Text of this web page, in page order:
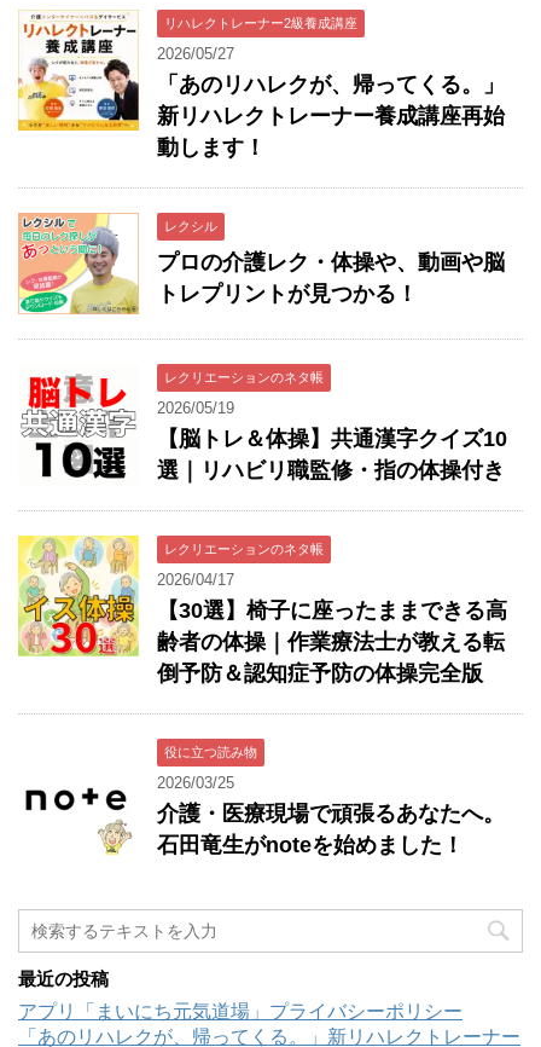
リハレクトレーナー2級養成講座
2026/05/27
「あのリハレクが、帰ってくる。」
新リハレクトレーナー養成講座再始
動します！
レクシル
プロの介護レク・体操や、動画や脳
トレプリントが見つかる！
レクリエーションのネタ帳
2026/05/19
【脳トレ＆体操】共通漢字クイズ10
選｜リハビリ職監修・指の体操付き
レクリエーションのネタ帳
2026/04/17
【30選】椅子に座ったままできる高
齢者の体操｜作業療法士が教える転
倒予防＆認知症予防の体操完全版
役に立つ読み物
2026/03/25
介護・医療現場で頑張るあなたへ。
石田竜生がnoteを始めました！
最近の投稿
アプリ「まいにち元気道場」プライバシーポリシー
「あのリハレクが、帰ってくる。」新リハレクトレーナー